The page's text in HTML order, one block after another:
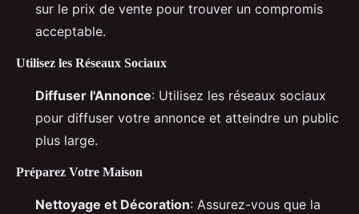
sur le prix de vente pour trouver un compromis
acceptable.
Utilisez les Réseaux Sociaux
Diffuser l'Annonce: Utilisez les réseaux sociaux
pour diffuser votre annonce et atteindre un public
plus large.
Préparez Votre Maison
Nettoyage et Décoration: Assurez-vous que la